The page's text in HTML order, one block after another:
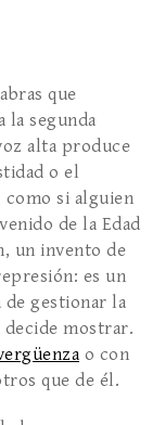
que
la segunda
alta produce
o el
como si alguien
de la Edad
un invento de
es un
gestionar la
mostrar.
o con
que de él.